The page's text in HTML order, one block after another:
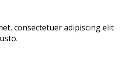
consectetuer adipiscing elit